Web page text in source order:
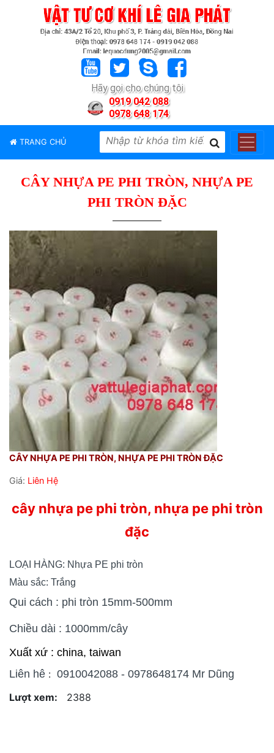
Hãy gọi cho chúng tôi
0919 042 088
0978 648 174
TRANG CHỦ
PHẨM
HIỆU
CÂY NHỰA PE PHI TRÒN, NHỰA PE
PHI TRÒN ĐẶC
CÂY NHỰA PE PHI TRÒN, NHỰA PE PHI TRÒN ĐẶC
Giá: Liên Hệ
cây nhựa pe phi tròn, nhựa pe phi tròn
đặc
LOẠI HÀNG: Nhựa PE phi tròn
Màu sắc: Trắng
Qui cách : phi tròn 15mm-500mm
Chiều dài : 1000mm/cây
Xuất xứ : china, taiwan
Liên hê : 0910042088 - 0978648174 Mr Dũng
Lượt xem:
2388